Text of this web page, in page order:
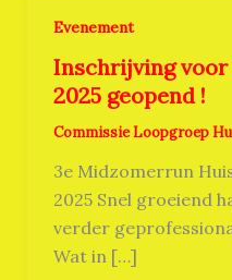
Evenement
Inschrijving
2025 geopend !
Commissie Loopgroep
3e Midzomerrun
2025 Snel groeiend
verder
Wat in […]